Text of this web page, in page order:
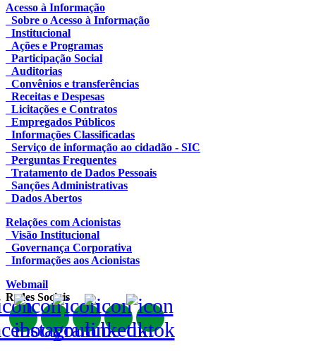
Acesso à Informação
Sobre o Acesso à Informação
Institucional
Ações e Programas
Participação Social
Auditorias
Convênios e transferências
Receitas e Despesas
Licitações e Contratos
Empregados Públicos
Informações Classificadas
Serviço de informação ao cidadão - SIC
Perguntas Frequentes
Tratamento de Dados Pessoais
Sanções Administrativas
Dados Abertos
Relações com Acionistas
Visão Institucional
Governança Corporativa
Informações aos Acionistas
Webmail
Redes Sociais